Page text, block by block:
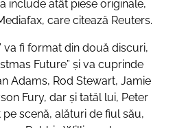
include atât piese originale,
care citează Reuters.
va fi format din două discuri,
Future” și va cuprinde
Adams, Rod Stewart, Jamie
Fury, dar și tatăl lui, Peter
scenă, alături de fiul său,